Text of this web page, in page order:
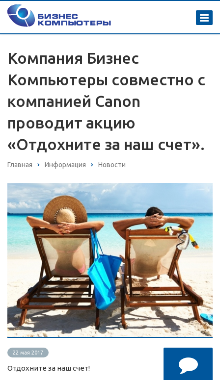
Компания Бизнес
Компьютеры совместно c
компанией Canon
проводит акцию
«Отдохните за наш счет».
Главная Информация Новости
22 мая 2017
Отдохните за наш счет!